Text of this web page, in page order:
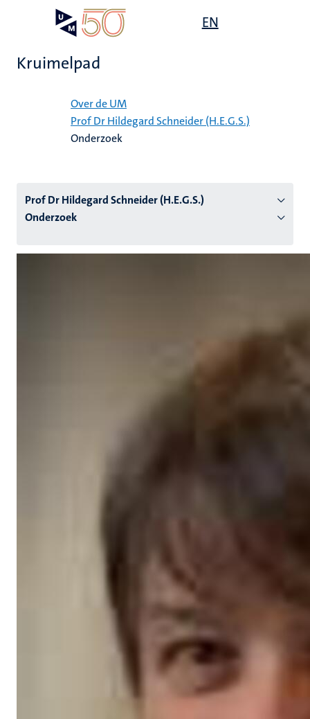
EN
Kruimelpad
Over de UM
Prof Dr Hildegard Schneider (H.E.G.S.)
Onderzoek
Prof Dr Hildegard Schneider (H.E.G.S.)
Onderzoek